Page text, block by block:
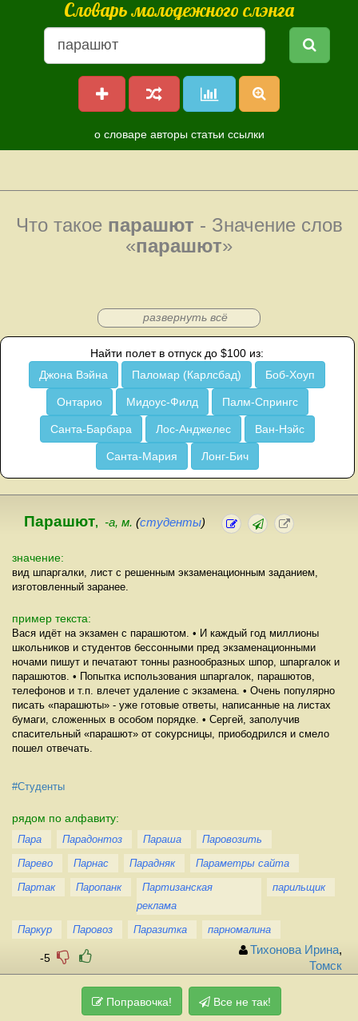
Словарь молодежного слэнга
о словаре авторы статьи ссылки
Что такое парашют - Значение слов
«парашют»
развернуть всё
Найти полет в отпуск до $100 из:
Джона Вэйна
Паломар (Карлсбад) Боб-Хоуп
Онтарио Мидоус-Филд Палм-Спрингс
Санта-Барбара Лос-Анджелес Ван-Нэйс
Санта-Мария Лонг-Бич
Парашют, -а, м. (студенты)
значение:
вид шпаргалки, лист с решенным экзаменационным заданием,
изготовленный заранее.
пример текста:
Вася идёт на экзамен с парашютом. • И каждый год миллионы
школьников и студентов бессонными пред экзаменационными
ночами пишут и печатают тонны разнообразных шпор, шпаргалок и
парашютов. • Попытка использования шпаргалок, парашютов,
телефонов и т.п. влечет удаление с экзамена. • Очень популярно
писать «парашюты» - уже готовые ответы, написанные на листах
бумаги, сложенных в особом порядке. • Сергей, заполучив
спасительный «парашют» от сокурсницы, приободрился и смело
пошел отвечать.
#Студенты
рядом по алфавиту:
Пара Парадонтоз Параша
Паровозить
Парево
Парнас Парадняк
Параметры сайта
Партак
Паропанк
Партизанская
реклама
парильщик
Паркур Паровоз Паразитка парномалина
-5
Тихонова Ирина,
Томск
Поправочка! Все не так!